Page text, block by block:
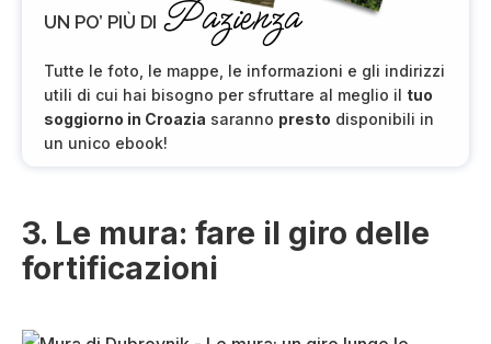
UN PO’ PIÙ DI Pazienza
Tutte le foto, le mappe, le informazioni e gli indirizzi
utili di cui hai bisogno per sfruttare al meglio il tuo
soggiorno in Croazia saranno presto disponibili in
un unico ebook!
3. Le mura: fare il giro delle
fortificazioni